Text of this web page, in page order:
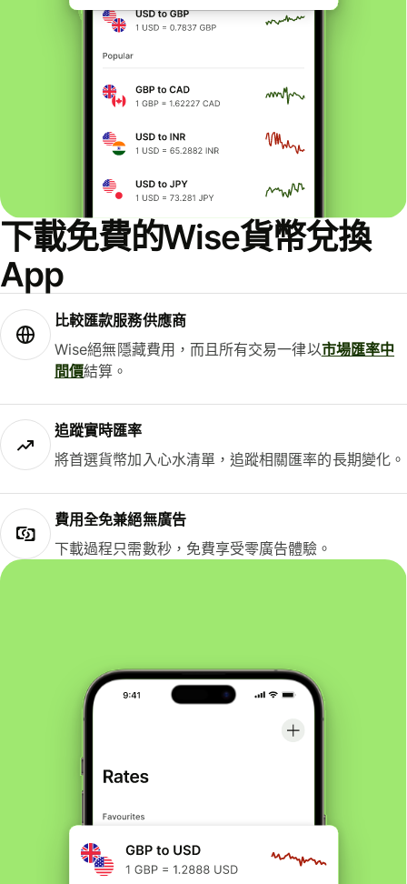
下載免費的Wise貨幣兌換
App
比較匯款服務供應商
Wise絕無隱藏費用，而且所有交易一律以市場匯率中
間價結算。
追蹤實時匯率
將首選貨幣加入心水清單，追蹤相關匯率的長期變化。
費用全免兼絕無廣告
下載過程只需數秒，免費享受零廣告體驗。